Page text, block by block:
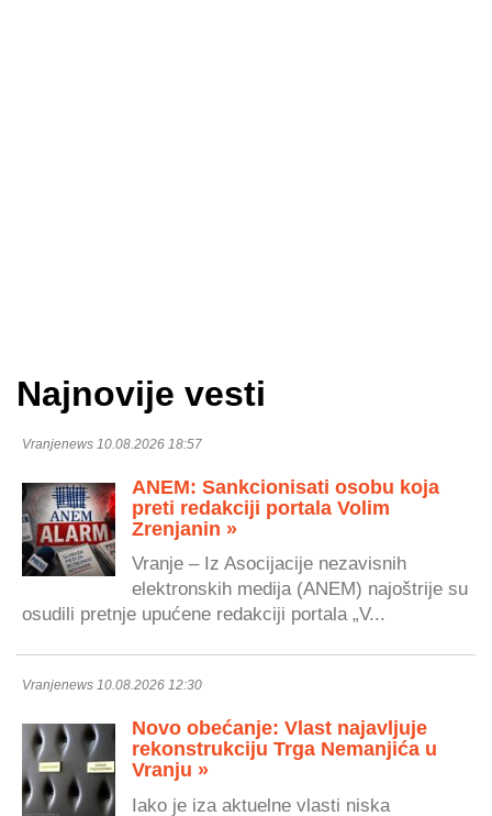
Najnovije vesti
Vranjenews 10.08.2026 18:57
ANEM: Sankcionisati osobu koja
preti redakciji portala Volim
Zrenjanin »
Vranje – Iz Asocijacije nezavisnih
elektronskih medija (ANEM) najoštrije su
osudili pretnje upućene redakciji portala „V...
Vranjenews 10.08.2026 12:30
Novo obećanje: Vlast najavljuje
rekonstrukciju Trga Nemanjića u
Vranju »
Iako je iza aktuelne vlasti niska